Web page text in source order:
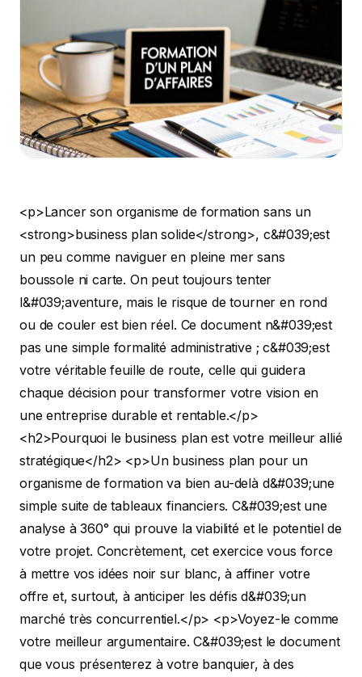
<p>Lancer son organisme de formation sans un <strong>business plan solide</strong>, c&#039;est un peu comme naviguer en pleine mer sans boussole ni carte. On peut toujours tenter l&#039;aventure, mais le risque de tourner en rond ou de couler est bien réel. Ce document n&#039;est pas une simple formalité administrative ; c&#039;est votre véritable feuille de route, celle qui guidera chaque décision pour transformer votre vision en une entreprise durable et rentable.</p> <h2>Pourquoi le business plan est votre meilleur allié stratégique</h2> <p>Un business plan pour un organisme de formation va bien au-delà d&#039;une simple suite de tableaux financiers. C&#039;est une analyse à 360° qui prouve la viabilité et le potentiel de votre projet. Concrètement, cet exercice vous force à mettre vos idées noir sur blanc, à affiner votre offre et, surtout, à anticiper les défis d&#039;un marché très concurrentiel.</p> <p>Voyez-le comme votre meilleur argumentaire. C&#039;est le document que vous présenterez à votre banquier, à des investisseurs ou aux organismes de financement public pour les convaincre de vous suivre. Sans lui, votre projet manquera cruellement de crédibilité.</p> <h3>Poser les fondations de votre croissance</h3> <p>Rédiger ce plan vous oblige à vous poser les bonnes questions, celles qui feront la différence :</p> <ul> <li><strong>À qui vous adressez-vous réellement ?</strong> Votre cible est-elle composée de salariés en reconversion, d&#039;entreprises souhaitant former leurs équipes, ou de demandeurs d&#039;emploi ? Votre approche ne sera pas du tout la même.</li> <li><strong>Quelle est votre valeur ajoutée unique ?</strong> Qu&#039;est-ce qui fera que les stagiaires viendront chez vous plutôt que chez le concurrent ? Une expertise de pointe sur une thématique de niche ? Une méthode pédagogique innovante ? Un accompagnement sur-mesure ?</li> <li><strong>Comment allez-vous gagner de l&#039;argent ?</strong> C&#039;est la question clé du modèle économique. Il doit être réfléchi pour être pérenne.</li> <li><strong>Êtes-vous prêt pour le cadre réglementaire ?</strong> La certification Qualiopi est incontournable. Votre business plan doit intégrer une stratégie claire pour l&#039;obtenir et la maintenir. Pour creuser ce point, n&#039;hésitez pas à lire notre guide complet sur les étapes pour <a href="https://ppf-conseil-formation.fr/blog/devenir-organisme-de-formation/">devenir un organisme de formation</a>.</li> </ul> <h3>Des chiffres pour convaincre sur un marché exigeant</h3> <p>Le marché de la formation professionnelle est attractif, mais il ne pardonne pas l&#039;impréparation. Selon les dernières données de France Compétences, ce secteur représente un marché de <strong>23,6 milliards d&#039;euros</strong> en 2022. Pour y trouver votre place et capter des financements, il faut être armé.</p> <p>Prenez l&#039;exemple du Compte Personnel de Formation (CPF) : avec <strong>41,3 millions de comptes actifs</strong> et plus d’un million de formations financées chaque année (source : Caisse des Dépôts), c&#039;est une manne financière considérable. Mais pour y accéder, la certification Qualiopi, obligatoire depuis 2022, est la clé d&#039;entrée. Votre business plan doit prouver que vous prenez cette démarche au sérieux. Pour avoir une vision claire des évolutions actuelles, je vous conseille de jeter un œil aux <a href="https://proactiveacademy.fr/blog/formation/formation-professionnelle-2025-tendances-2026/">tendances du marché de la formation sur Proactive Academy</a>.</p> <blockquote> <p>Au final, ne voyez pas le business plan comme une contrainte. Considérez-le plutôt comme une opportunité : celle de transformer une bonne idée en une entreprise structurée, finançable et prête à réussir sur le long terme.</p> </blockquote> <h2>Les piliers de votre business plan de formation : structure et contenu</h2> <p>Un business plan pour un organisme de formation, ce n&#039;est pas juste un tas de chiffres et de projections. C&#039;est avant tout l&#039;histoire de votre projet. Une histoire qui doit être cohérente, crédible et, surtout, qui doit convaincre. Chaque partie est une pièce du puzzle ; une fois assemblées, elles doivent prouver que votre idée tient la route.</p> <p>On part d&#039;une structure assez classique, mais parfaitement adaptée aux spécificités du secteur de la formation. L&#039;idée est de balayer tous les aspects de votre futur organisme : de l&#039;étincelle initiale à la manière dont vous allez vendre vos formations, en passant par l&#039;organisation de votre quotidien.</p> <p>Cette image résume bien le processus : tout part d&#039;une vision claire, qui se traduit en une stratégie solide pour atteindre le succès.</p> <p><figure class="wp-block-image size-large"><img decoding="async" data-src="https://cdn.outrank.so/31b67d64-534a-440c-8417-058be47e7193/2f4aba00-7706-411d-aa5c-d37f0fae4af9/business-plan-formation-plan-steps.jpg" alt="Diagramme d&#039;un plan d&#039;affaires en 3 étapes : vision (œil), stratégie (échiquier) et succès (trophée)." src="data:image/gif;base64,R0lGODlhAQABAAAAACH5BAEKAAEALAAAAAABAAEAAAICTAEAOw==" class="lazyload" /></figure> </p> <p>Gardez ça en tête : le succès dépend de cet alignement parfait entre ce que vous voulez accomplir et les moyens que vous vous donnez pour y parvenir.</p> <p>Pour vous aider à ne rien oublier, voici un tableau qui récapitule les sept sections incontournables de votre business plan.</p> <h3>Les 7 sections clés d&#039;un business plan pour organisme de formation</h3> <p>Ce tableau récapitule les composantes essentielles à inclure dans votre business plan, avec les questions clés auxquelles chaque section doit répondre pour être complète et convaincante.</p> <table> <thead> <tr> <th align="left">Section</th> <th align="left">Objectif principal</th> <th align="left">Questions à se poser</th> </tr> </thead> <tbody> <tr> <td align="left"><strong>1. Executive Summary</strong></td> <td align="left">Capter l&#039;attention et donner une vue d&#039;ensemble convaincante.</td> <td align="left">Mon projet est-il résumé de manière percutante en 2 pages maximum ?</td> </tr> <tr> <td align="left"><strong>2. Présentation du projet</strong></td> <td align="left">Détailler l&#039;offre de formation, la mission, et l&#039;équipe fondatrice.</td> <td align="left">Pourquoi ce projet ? Qu&#039;est-ce qui rend notre offre unique ? Qui sommes-nous ?</td> </tr> <tr> <td align="left"><strong>3. Étude de marché</strong></td> <td align="left">Démontrer une connaissance approfondie du secteur et de la concurrence.</td> <td align="left">Qui sont mes clients ? Qui sont mes concurrents ? Quelle place puis-je prendre ?</td> </tr> <tr> <td align="left"><strong>4. Stratégie commerciale</strong></td> <td align="left">Expliquer comment vous allez acquérir et fidéliser vos clients.</td> <td align="left">Comment vais-je vendre mes formations ? Quels canaux marketing utiliser ?</td> </tr> <tr> <td align="left"><strong>5. Modèle économique</strong></td> <td align="left">Décrire comment votre organisme va gagner de l&#039;argent.</td> <td align="left">Quels sont mes tarifs ? Quelle est ma structure de coûts ? Quand serai-je rentable ?</td> </tr> <tr> <td align="left"><strong>6. Prévisions financières</strong></td> <td align="left">Projeter les résultats financiers sur 3 ans (compte de résultat, bilan&#8230;).</td> <td align="left">De combien d&#039;argent ai-je besoin pour démarrer ? Quelles sont mes prévisions de CA ?</td> </tr> <tr> <td align="left"><strong>7. Structure juridique</strong></td> <td align="left">Présenter le cadre légal et l&#039;organisation interne de l&#039;entreprise.</td> <td align="left">Quel statut juridique est le plus adapté ? Qui fait quoi dans l&#039;équipe ?</td> </tr> </tbody> </table> <p>Chacune de ces sections demande une réflexion approfondie. Passons maintenant en revue les premières étapes, qui constituent le cœur de votre projet.</p> <h3>L&#039;executive summary : votre bande-annonce</h3> <p>Imaginez le résumé opérationnel (ou <strong>executive summary</strong>) comme la bande-annonce de votre film. En une ou deux pages, il doit donner envie de lire la suite. Ce n&#039;est pas une simple introduction, mais bien une synthèse ultra-condensée de tout votre plan d&#039;affaires.</p> <p>On doit y trouver l&#039;essentiel, de manière claire et concise :</p> <ul> <li>Votre mission : ce qui vous anime et ce qui rend votre offre de formation vraiment différente.</li> <li>Le marché que vous visez et le problème que vous résolvez.</li> <li>Les grandes lignes de votre plan d&#039;attaque pour atteindre vos cibles.</li> <li>Un avant-goût des chiffres clés et, si besoin, de votre demande de financement.</li> </ul> <blockquote> <p><strong>Le conseil du pro :</strong> Rédigez cette partie à la toute fin. C&#039;est bien plus simple de distiller l&#039;essentiel une fois que toutes les autres sections sont finalisées. Vous aurez une vision globale et saurez exactement quels points forts mettre en avant.</p> </blockquote> <h3>Présenter votre projet et l&#039;équipe derrière</h3> <p>Après avoir hameçonné votre lecteur, il est temps d&#039;entrer dans le concret. Qui êtes-vous ? Que proposez-vous exactement ? Et surtout, pourquoi votre équipe est-elle la mieux placée pour réussir ? C&#039;est ici que vous donnez une âme à votre projet.</p> <p>Parlez de votre vision, des valeurs qui sous-tendent votre approche pédagogique. Mettez en avant la complémentarité des compétences au sein de l&#039;équipe. Si vous vous lancez en solo, insistez sur votre parcours, votre expertise et les partenaires clés (freelances, experts&#8230;) qui vous épauleront.</p> <p>Pour définir clairement votre offre, n&#039;hésitez pas à vous inspirer <a href="https://sitespro.fr/blog/exemple-de-prestation-de-service">des exemples de prestations de service</a> qui peuvent vous aider à structurer et présenter vos formations de manière attractive.</p> <h3>Stratégie commerciale et montage juridique